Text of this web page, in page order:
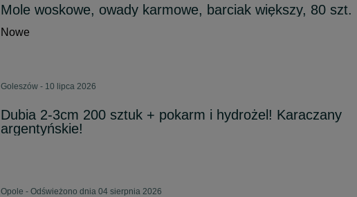
Mole woskowe, owady karmowe, barciak większy, 80 szt.
Nowe
Goleszów - 10 lipca 2026
Dubia 2-3cm 200 sztuk + pokarm i hydrożel! Karaczany
argentyńskie!
Opole - Odświeżono dnia 04 sierpnia 2026